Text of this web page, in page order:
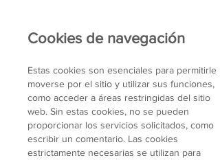
Cookies de navegación
Estas cookies son esenciales para permitirle
moverse por el sitio y utilizar sus funciones,
como acceder a áreas restringidas del sitio
web. Sin estas cookies, no se pueden
proporcionar los servicios solicitados, como
escribir un comentario. Las cookies
estrictamente necesarias se utilizan para